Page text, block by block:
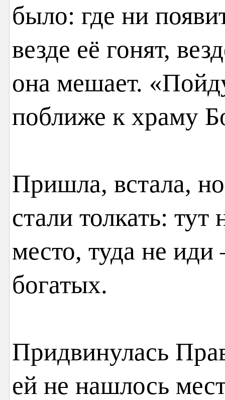
было: где ни
везде её гонят,
она мешает.
поближе к храму
Пришла, встала,
стали толкать:
место, туда не
богатых.
Придвинулась
ей не нашлось